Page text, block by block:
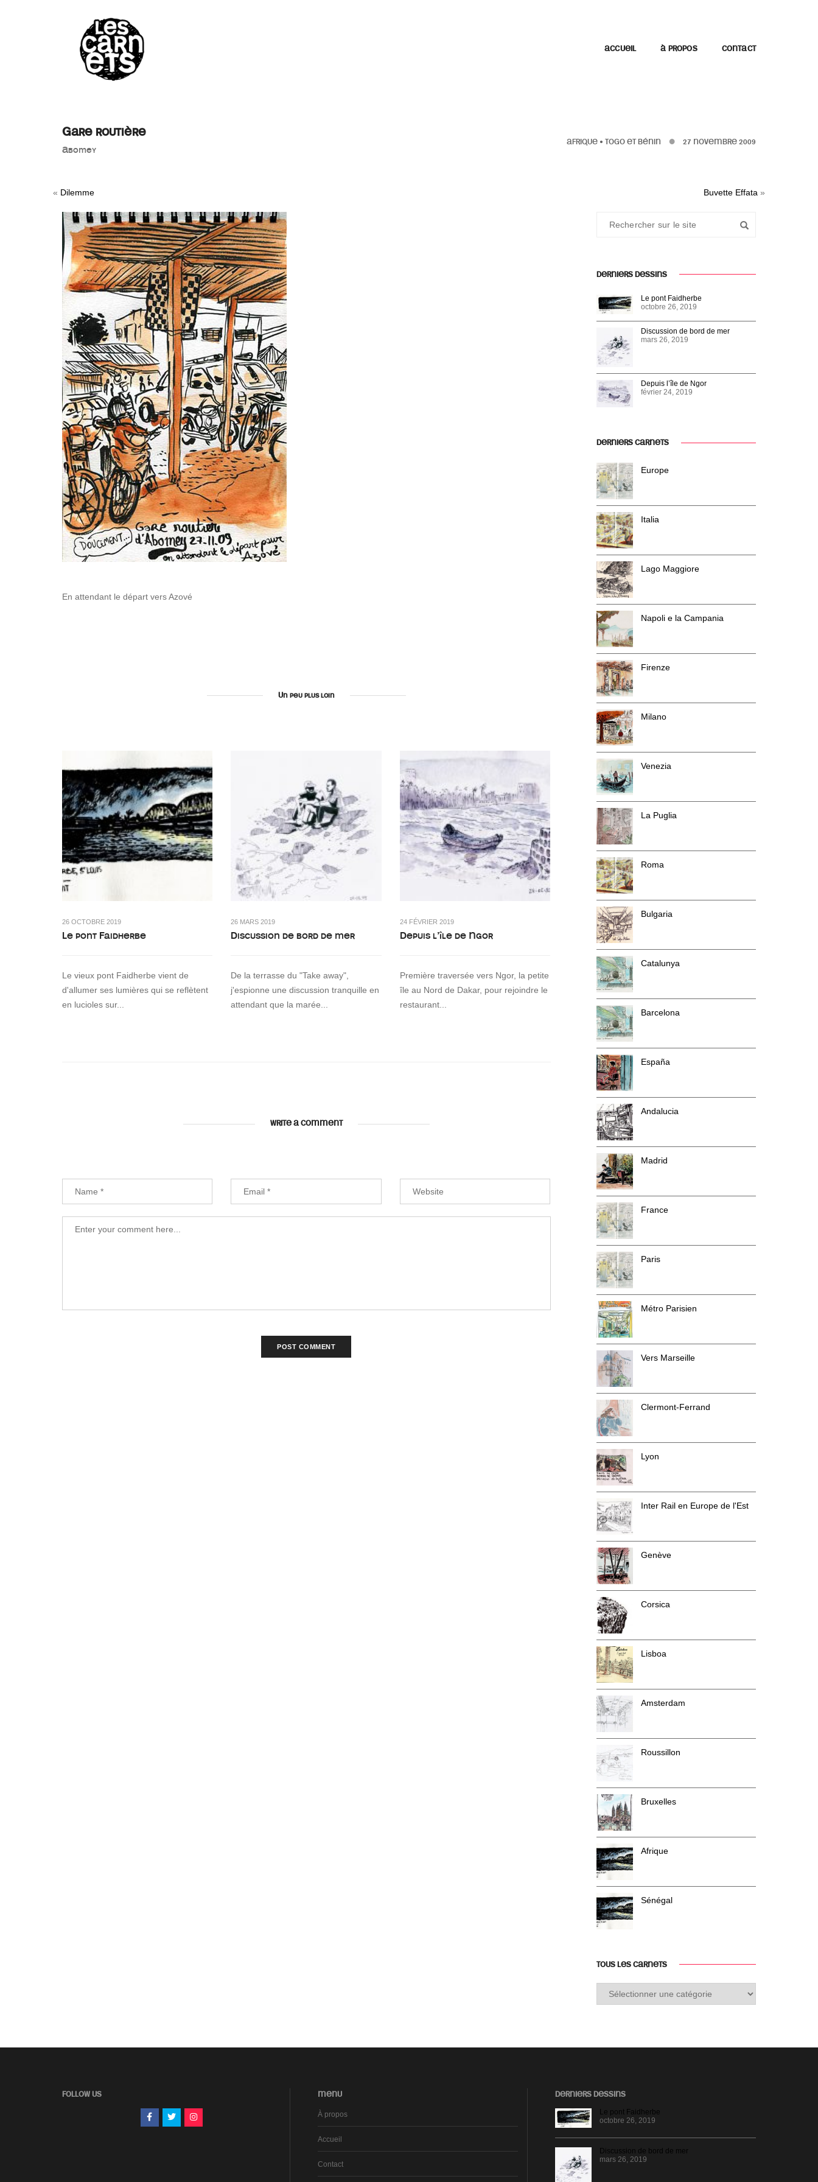
ACCUEIL À PROPOS CONTACT
Gare routière
Abomey
AFRIQUE • TOGO ET BÉNIN 27 NOVEMBRE 2009
« Dilemme Buvette Effata »
En attendant le départ vers Azové
Un peu plus loin
26 OCTOBRE 2019
Le pont Faidherbe
Le vieux pont Faidherbe vient de
d'allumer ses lumières qui se reflètent
en lucioles sur...
26 MARS 2019
Discussion de bord de mer
De la terrasse du "Take away",
j'espionne une discussion tranquille en
attendant que la marée...
24 FÉVRIER 2019
Depuis l’île de Ngor
Première traversée vers Ngor, la petite
île au Nord de Dakar, pour rejoindre le
restaurant...
WRITE A COMMENT
DERNIERS DESSINS
Le pont Faidherbe
octobre 26, 2019
Discussion de bord de mer
mars 26, 2019
Depuis l’île de Ngor
février 24, 2019
DERNIERS CARNETS
Europe
Italia
Lago Maggiore
Napoli e la Campania
Firenze
Milano
Venezia
La Puglia
Roma
Bulgaria
Catalunya
Barcelona
España
Andalucia
Madrid
France
Paris
Métro Parisien
Vers Marseille
Clermont-Ferrand
Lyon
Inter Rail en Europe de l'Est
Genève
Corsica
Lisboa
Amsterdam
Roussillon
Bruxelles
Afrique
Sénégal
TOUS LES CARNETS
Tous
les
FOLLOW US MENU
À propos
Accueil
Contact
DERNIERS DESSINS
Le pont Faidherbe
octobre 26, 2019
Discussion de bord de mer
mars 26, 2019